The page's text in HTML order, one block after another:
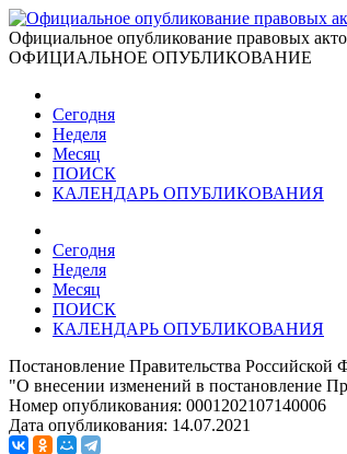
Официальное опубликование правовых
ОФИЦИАЛЬНОЕ ОПУБЛИКОВАНИЕ
Сегодня
Неделя
Месяц
ПОИСК
КАЛЕНДАРЬ ОПУБЛИКОВАНИЯ
Сегодня
Неделя
Месяц
ПОИСК
КАЛЕНДАРЬ ОПУБЛИКОВАНИЯ
Постановление Правительства
"О внесении изменений в постановление
Номер опубликования: 0001202107140006
Дата опубликования: 14.07.2021